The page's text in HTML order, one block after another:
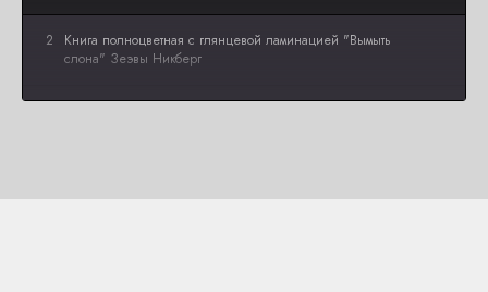
2
Книга полноцветная с глянцевой ламинацией "Вымыть
слона" Зеэвы Никберг